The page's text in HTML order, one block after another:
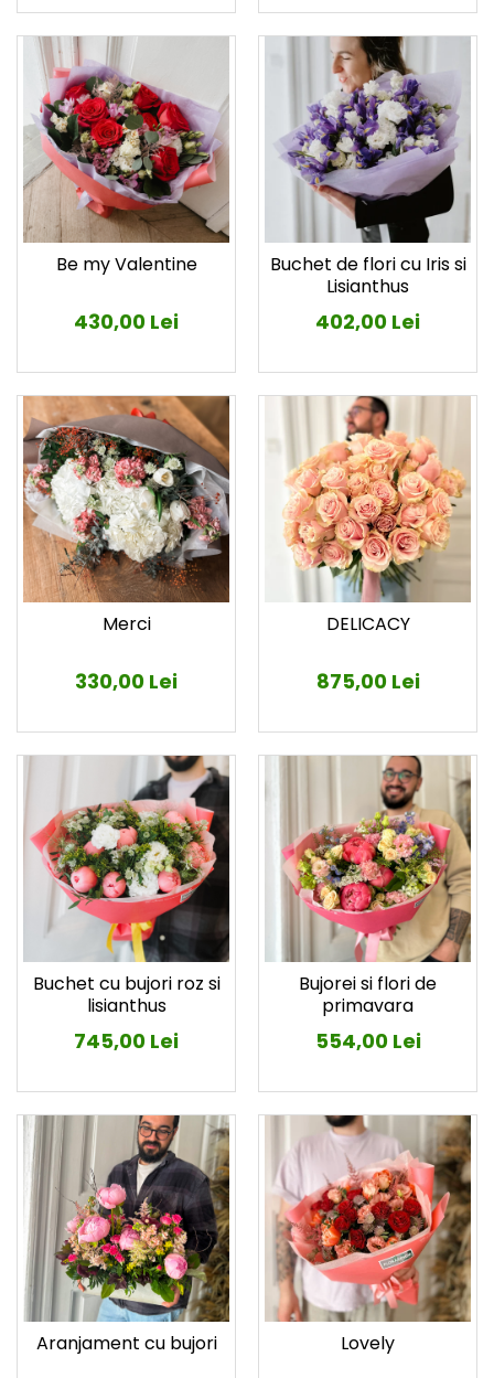
Be my Valentine
430,00 Lei
Buchet de flori cu Iris si
Lisianthus
402,00 Lei
Merci
330,00 Lei
DELICACY
875,00 Lei
Buchet cu bujori roz si
lisianthus
745,00 Lei
Bujorei si flori de
primavara
554,00 Lei
Aranjament cu bujori Lovely